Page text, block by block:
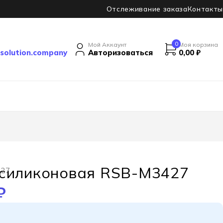
Отслеживание заказаКонтакты
Мой Аккаунт
Авторизоваться
0 Моя корзина
0,00 ₽
RSB-M3427